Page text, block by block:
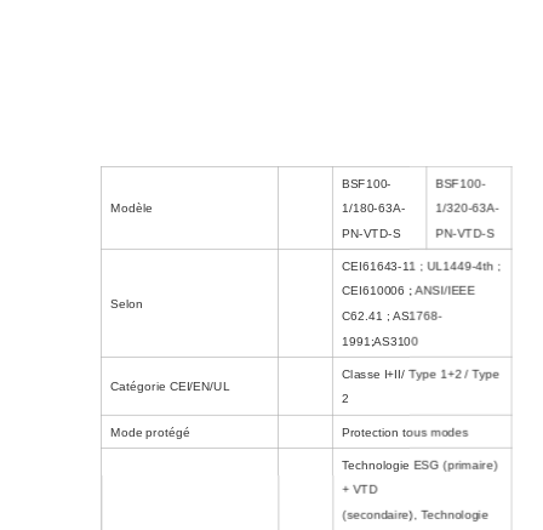
Modèle
BSF100-
1/180-63A-
PN-VTD-S
BSF100-
1/320-63A-
PN-VTD-S
Selon
CEI61643-11 ; UL1449-4th ;
CEI610006 ; ANSI/IEEE
C62.41 ; AS1768-
1991;AS3100
Catégorie CEI/EN/UL
Classe I+II/ Type 1+2 / Type
2
Mode protégé Protection tous modes
Technologie ESG (primaire)
+ VTD
(secondaire) Technologie